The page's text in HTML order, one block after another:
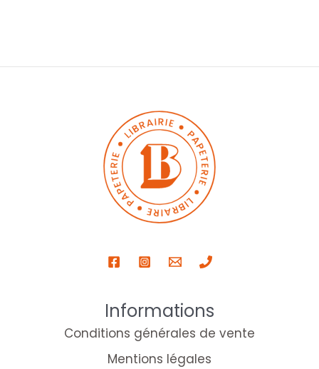
Informations
Conditions générales de vente
Mentions légales